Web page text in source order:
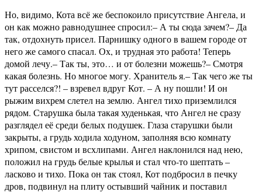
Но, видимо, Кота всё же беспокоило присутствие Ангела, и
он как можно равнодушнее спросил:– А ты сюда зачем?– Да
так, отдохнуть присел. Парнишку одного в вашем городе от
него же самого спасал. Ох, и трудная это работа! Теперь
домой лечу.– Так ты, это… и от болезни можешь?– Смотря
какая болезнь. Но многое могу. Хранитель я.– Так чего же ты
тут расселся?! – взревел вдруг Кот. – А ну пошли! И он
рыжим вихрем слетел на землю. Ангел тихо приземлился
рядом. Старушка была такая худенькая, что Ангел не сразу
разглядел её среди белых подушек. Глаза старушки были
закрыты, а грудь ходила ходуном, заполняя всю комнату
хрипом, свистом и всхлипами. Ангел наклонился над нею,
положил на грудь белые крылья и стал что-то шептать –
ласково и тихо. Пока он так стоял, Кот подбросил в печку
дров, подвинул на плиту остывший чайник и поставил